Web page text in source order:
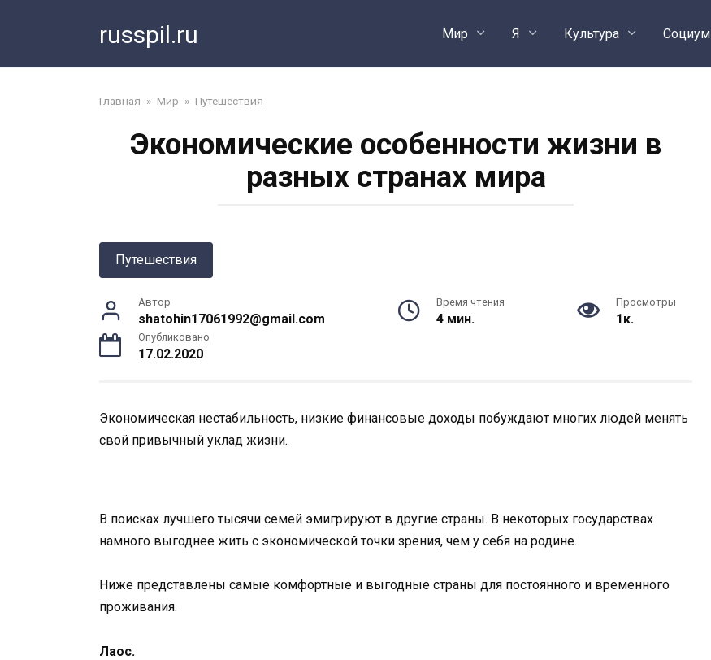
russpil.ru Мир Я Культура Социум
Главная » Мир » Путешествия
Экономические особенности жизни в
разных странах мира
Путешествия
Автор
shatohin17061992@gmail.com
Время чтения
4 мин.
Просмотры
1к.
Опубликовано
17.02.2020
Экономическая нестабильность, низкие финансовые доходы побуждают многих людей менять
свой привычный уклад жизни.
В поисках лучшего тысячи семей эмигрируют в другие страны. В некоторых государствах
намного выгоднее жить с экономической точки зрения, чем у себя на родине.
Ниже представлены самые комфортные и выгодные страны для постоянного и временного
проживания.
Лаос.